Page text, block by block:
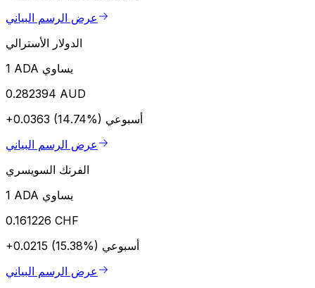
عرض الرسم البياني
الدولار الأسترالي
1 ADA يساوي
0.282394 AUD
+0.0363 (14.74%) أسبوعي
عرض الرسم البياني
الفرنك السويسري
1 ADA يساوي
0.161226 CHF
+0.0215 (15.38%) أسبوعي
عرض الرسم البياني